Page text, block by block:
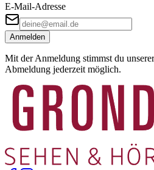
E-Mail-Adresse
Anmelden
Mit der Anmeldung stimmst du unserer
Abmeldung jederzeit möglich.